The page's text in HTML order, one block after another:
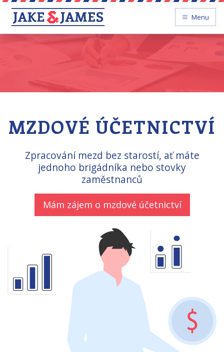
Menu
MZDOVÉ ÚČETNICTVÍ
Zpracování mezd bez starostí, ať máte
jednoho brigádníka nebo stovky
zaměstnanců
Mám zájem o mzdové účetnictví